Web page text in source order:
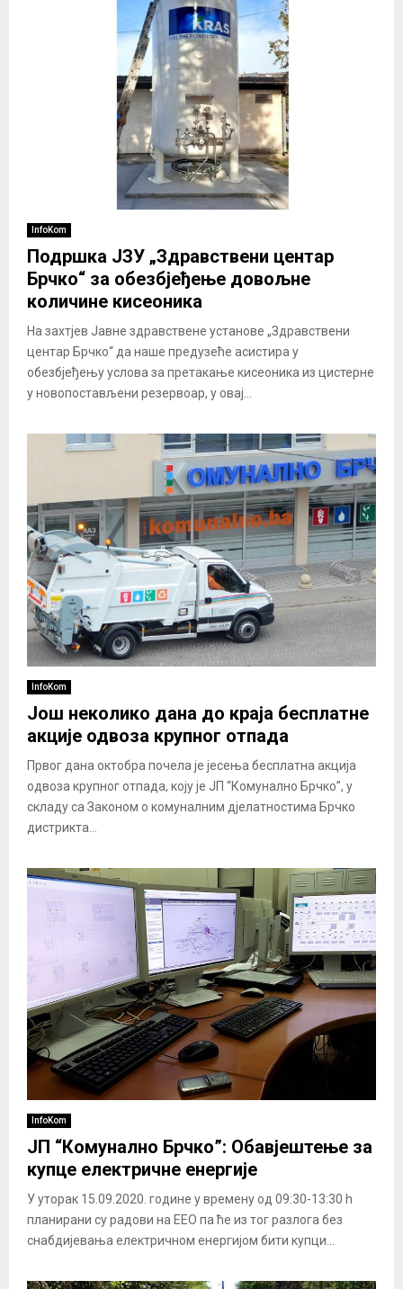
InfoKom
Подршка ЈЗУ „Здравствени центар
Брчко“ за обезбјеђење довољне
количине кисеоника
На захтјев Јавне здравствене установе „Здравствени
центар Брчко“ да наше предузеће асистира у
обезбјеђењу услова за претакање кисеоника из цистерне
у новопостављени резервоар, у овај...
InfoKom
Још неколико дана до краја бесплатне
акције одвоза крупног отпада
Првог дана октобра почела је јесења бесплатна акција
одвоза крупног отпада, коју је ЈП “Комунално Брчко”, у
складу са Законом о комуналним дјелатностима Брчко
дистрикта...
InfoKom
ЈП “Комунално Брчко”: Обавјештење за
купце електричне енергије
У уторак 15.09.2020. године у времену од 09:30-13:30 h
планирани су радови на ЕЕО па ће из тог разлога без
снабдијевања електричном енергијом бити купци...